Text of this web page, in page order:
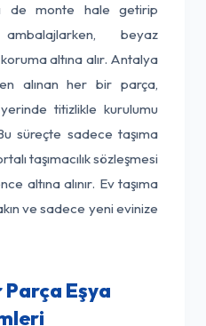
de monte hale getirip
beyaz
koruma altına alır. Antalya
alınan her bir parça,
titizlikle kurulumu
süreçte sadece taşıma
taşımacılık sözleşmesi
altına alınır. Ev taşıma
ve sadece yeni evinize
Eşya